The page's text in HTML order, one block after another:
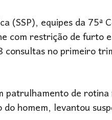
(SSP), equipes da 75ª
com restrição de furto
consultas no primeiro
patrulhamento de
homem, levantou